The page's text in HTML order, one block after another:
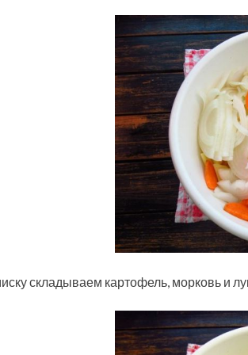
складываем картофель, морковь и